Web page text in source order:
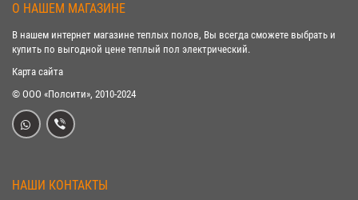
О НАШЕМ МАГАЗИНЕ
В нашем интернет магазине теплых полов, Вы всегда сможете выбрать и
купить по выгодной цене теплый пол электрический.
Карта сайта
© ООО «Полсити», 2010-2024
НАШИ КОНТАКТЫ